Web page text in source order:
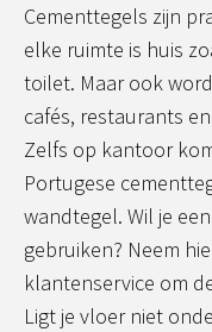
Cementtegels zijn
elke ruimte is huis
toilet. Maar ook
cafés, restaurants
Zelfs op kantoor
Portugese
wandtegel. Wil je
gebruiken? Neem
klantenservice om
Ligt je vloer niet